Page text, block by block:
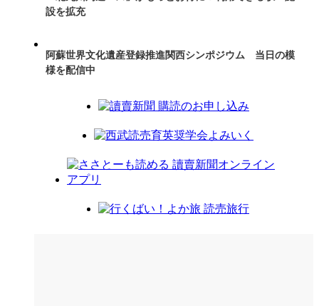
設を拡充
阿蘇世界文化遺産登録推進関西シンポジウム 当日の模
様を配信中